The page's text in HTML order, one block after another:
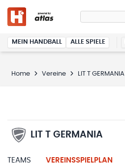
MEIN HANDBALL ALLE SPIELE
Home Vereine LIT T GERMANIA
LIT T GERMANIA
TEAMS VEREINSSPIELPLAN